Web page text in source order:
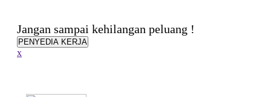
Jenis Disabilitas
Alat Bantu yang dibutuhkan
Jangan sampai kehilangan peluang !
PENYEDIA KERJA
x